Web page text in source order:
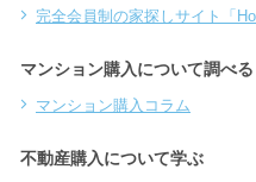
完全会員制の家探しサイト「
マンション購入について調べる
マンション購入コラム
不動産購入について学ぶ